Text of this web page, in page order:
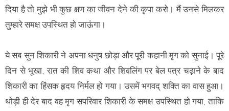
दिया है तो मुझे भी कुछ क्षण का जीवन देने की कृपा करो। मैं उनसे मिलकर
तुम्हारे समक्ष उपस्थित हो जाऊंगा।
ये सब सुन शिकारी ने अपना धनुष छोड़ा और पूरी कहानी मृग को सुनाई। पूरे
दिन से भूखा, रात की शिव कथा और शिवलिंग पर बेल पत्र चढ़ाने के बाद
शिकारी का हिंसक हृदय निर्मल हो गया। उसमें भगवद् शक्ति का वास हुआ।
थोड़ी ही देर बाद वह मृग सपरिवार शिकारी के समक्ष उपस्थित हो गया, ताकि